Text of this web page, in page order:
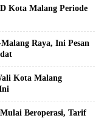
Kota Malang Periode
Raya, Ini Pesan
Kota Malang
Beroperasi, Tarif